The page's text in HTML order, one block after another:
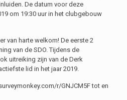
De datum voor deze
om 19:30 uur in het clubgebouw
van harte welkom! De eerste 2
van de SDO. Tijdens de
uitreiking zijn van de Derk
lid in het jaar 2019.
r/GNJCM5F tot en